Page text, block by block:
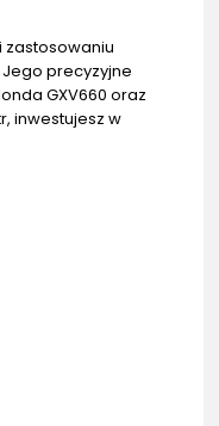
zastosowaniu
precyzyjne
GXV660 oraz
inwestujesz w